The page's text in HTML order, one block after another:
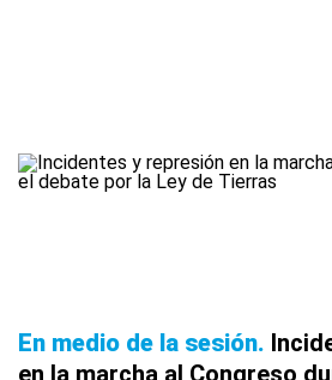
En medio de la sesión